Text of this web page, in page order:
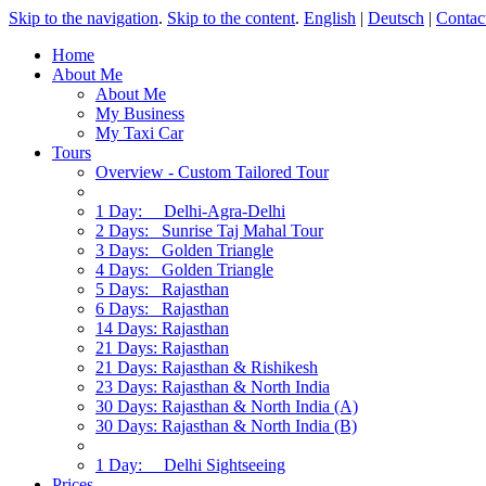
Skip to the navigation. Skip to the content. English | Deutsch |
Home
About Me
About Me
My Business
My Taxi Car
Tours
Overview - Custom Tailored Tour
1 Day: Delhi-Agra-Delhi
2 Days: Sunrise Taj Mahal Tour
3 Days: Golden Triangle
4 Days: Golden Triangle
5 Days: Rajasthan
6 Days: Rajasthan
14 Days: Rajasthan
21 Days: Rajasthan
21 Days: Rajasthan & Rishikesh
23 Days: Rajasthan & North India
30 Days: Rajasthan & North India (A)
30 Days: Rajasthan & North India (B)
1 Day: Delhi Sightseeing